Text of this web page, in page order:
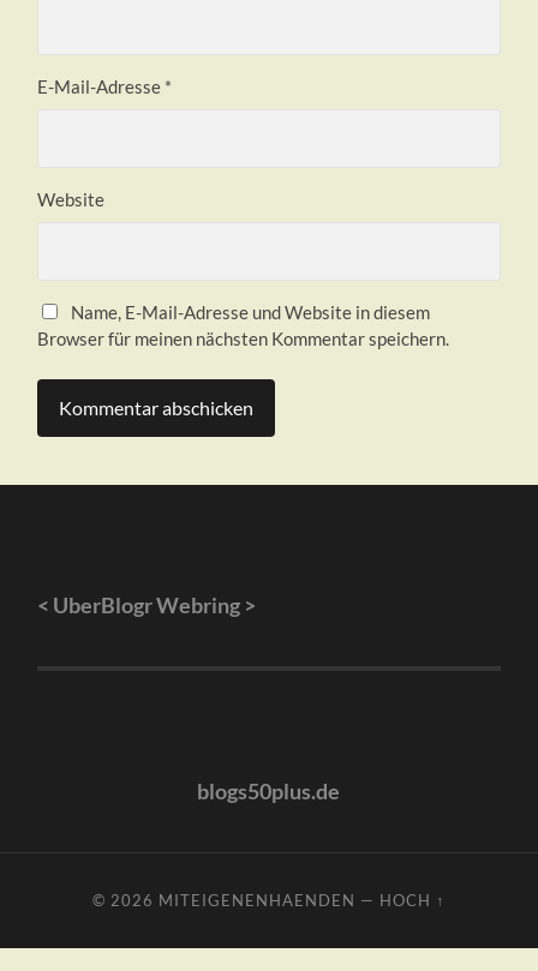
E-Mail-Adresse *
Website
Name, E-Mail-Adresse und Website in diesem
Browser für meinen nächsten Kommentar speichern.
< UberBlogr Webring >
blogs50plus.de
© 2026 MITEIGENENHAENDEN — HOCH ↑